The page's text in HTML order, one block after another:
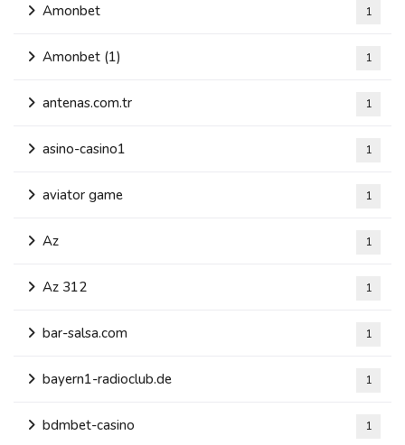
Amonbet 1
Amonbet (1) 1
antenas.com.tr 1
asino-casino1 1
aviator game 1
Az 1
Az 312 1
bar-salsa.com 1
bayern1-radioclub.de 1
bdmbet-casino 1